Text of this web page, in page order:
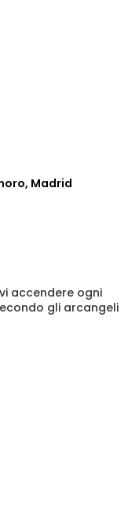
Madrid
accendere ogni
gli arcangeli